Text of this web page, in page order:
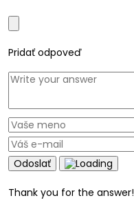
Pridať odpoveď
Odoslať
Thank you for the answer!